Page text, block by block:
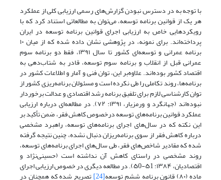
با توجه به در دسترس نبودن گزارش‌های رسمی ارزیابی کلی از عملکرد
هر یک از قوانین برنامه توسعه، می‌توان به مطالعاتی استناد کرد که با
رویکردهایی خاص به ارزیابی اجرای قوانین برنامه توسعه در ایران
پرداخته‌اند. برای نمونه، در پژوهشی نشان داده شده که از میان ۱۰
برنامه عمرانی و توسعه‌ای کشور تا سال ۱۳۹۱، فقط دو برنامه سوم
عمرانی قبل از انقلاب و برنامه سوم توسعه، قادر به شتاب‌دهی به
اقتصاد کشور بوده‌اند. علاوه‌بر این، توان فنی و آمار و اطلاعات کشور در
برنامه‌ها، روند تکاملی را طی نکرده است و مسئولان برنامه‌ریزی کشور از
توان کارشناسی لازم برای تلفیق برنامه رشد اقتصادی و عدالت برخوردار
نبوده‌اند (جهانگرد و ورمزیار، ۱۳۹۱: ۷۲). در مطالعه‌ای درباره ارزیابی
عملکرد قوانین برنامه‌های توسعه درخصوص کاهش فقر، ضمن تأکید بر
این نکته که در سال‌های اجرای برنامه‌های توسعه، راهبرد مشخصی
درباره کاهش فقر از سوی برنامه‌ریزان دنبال نشده، چنین نتیجه گرفته
شده که مقادیر شاخص‌های فقر، طی سال‌های اجرای برنامه‌های توسعه،
روند مشخصی در راستای کاهش آن نداشته است (حسینی‌نژاد و
اقتصادیان، ۱۳۸۴: ۵1-۵0). در مطالعه دیگری در خصوص ارزیابی اجرای
ماده (۸۰) قانون برنامه ششم توسعه [24] تصریح شده که همچنان در